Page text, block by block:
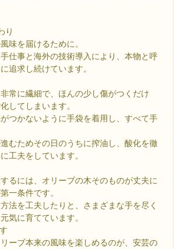
り
味を届けるために。
仕事と海外の技術導入により、本物と呼
追求し続けています。
常に繊細で、ほんの少し傷がつくだけ
してしまいます。
つかないように手袋を着用し、すべて手
むためその日のうちに搾油し、酸化を徹
工夫をしています。
るには、オリーブの木そのものが丈夫に
一条件です。
法を工夫したりと、さまざまな手を尽く
気に育てています。
ーブ本来の風味を楽しめるのが、安芸の